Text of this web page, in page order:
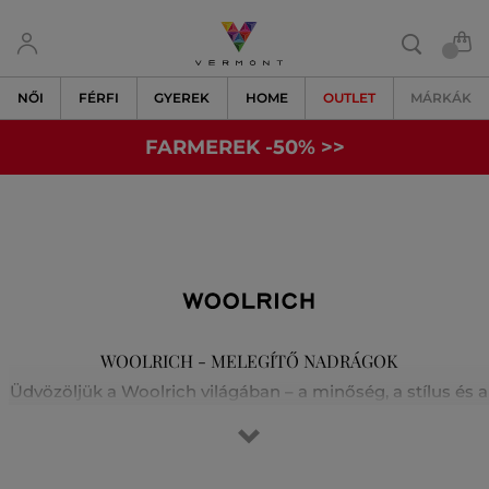
NŐI FÉRFI GYEREK HOME OUTLET MÁRKÁK
FARMEREK -50% >>
WOOLRICH - MELEGÍTŐ NADRÁGOK
Üdvözöljük a Woolrich világában – a minőség, a stílus és a
alapították Pennsylvaniában. A márka meleg és tartós